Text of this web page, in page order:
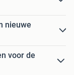
nieuwe
voor de